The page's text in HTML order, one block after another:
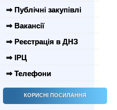
⇒ Публічні закупівлі
⇒ Вакансії
⇒ Реєстрація в ДНЗ
⇒ ІРЦ
⇒ Телефони
КОРИСНІ ПОСИЛАННЯ